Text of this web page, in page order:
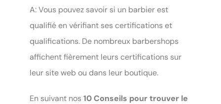
A: Vous pouvez savoir si un barbier est
qualifié en vérifiant ses certifications et
qualifications. De nombreux barbershops
affichent fièrement leurs certifications sur
leur site web ou dans leur boutique.
En suivant nos10 Conseils pour trouver le